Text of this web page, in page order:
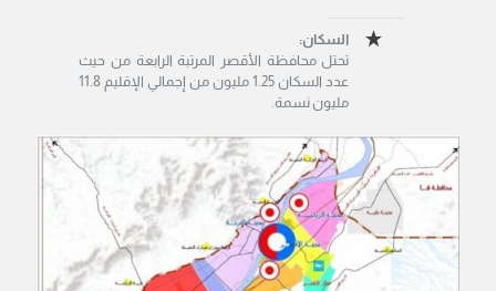
السكان:
تحتل محافظة الأقصر المرتبة الرابعة من حيث
عدد السكان 1.25 مليون من إجمالي الإقليم 11.8
مليون نسمة.